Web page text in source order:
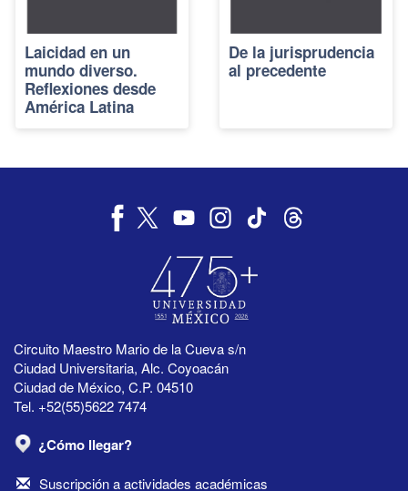
Laicidad en un
mundo diverso.
Reflexiones desde
América Latina
De la jurisprudencia
al precedente
Circuito Maestro Mario de la Cueva s/n
Ciudad Universitaria, Alc. Coyoacán
Ciudad de México, C.P. 04510
Tel. +52(55)5622 7474
¿Cómo llegar?
Suscripción a actividades académicas